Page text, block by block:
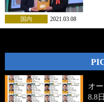
国内 2021.03.08
オ
8.8